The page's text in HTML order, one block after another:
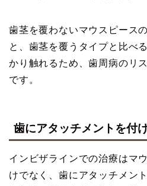
歯茎を覆わないマウスピース
と、歯茎を覆うタイプと比べ
かり触れるため、歯周病のリ
です。
歯にアタッチメントを付
インビザラインでの治療はマ
けでなく、歯にアタッチメン